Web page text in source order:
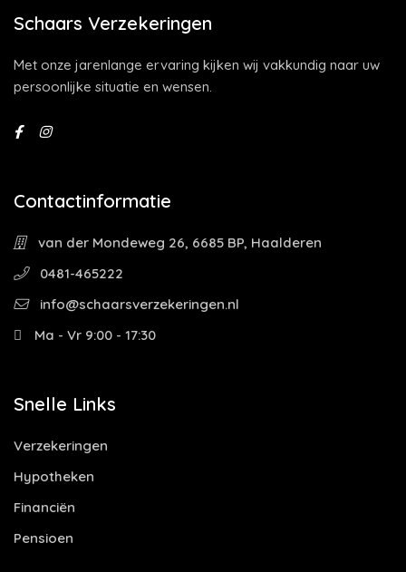
Schaars Verzekeringen
Met onze jarenlange ervaring kijken wij vakkundig naar uw
persoonlijke situatie en wensen.
Contactinformatie
van der Mondeweg 26, 6685 BP, Haalderen
0481-465222
info@schaarsverzekeringen.nl
Ma - Vr 9:00 - 17:30
Snelle Links
Verzekeringen
Hypotheken
Financiën
Pensioen